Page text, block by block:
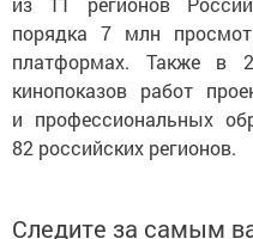
порядка 7 млн
платформах. Также в
кинопоказов работ
и профессиональных
82 российских регионов.
Следите за самым